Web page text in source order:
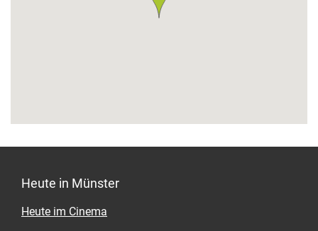
Heute in Münster
Heute im Cinema